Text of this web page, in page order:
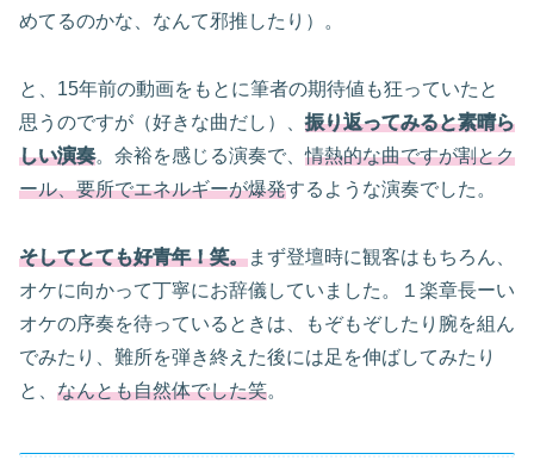
めてるのかな、なんて邪推したり）。
と、15年前の動画をもとに筆者の期待値も狂っていたと
思うのですが（好きな曲だし）、振り返ってみると素晴ら
しい演奏。余裕を感じる演奏で、情熱的な曲ですが割とク
ール、要所でエネルギーが爆発するような演奏でした。
そしてとても好青年！笑。まず登壇時に観客はもちろん、
オケに向かって丁寧にお辞儀していました。１楽章長ーい
オケの序奏を待っているときは、もぞもぞしたり腕を組ん
でみたり、難所を弾き終えた後には足を伸ばしてみたり
と、 なんとも自然体でした笑。